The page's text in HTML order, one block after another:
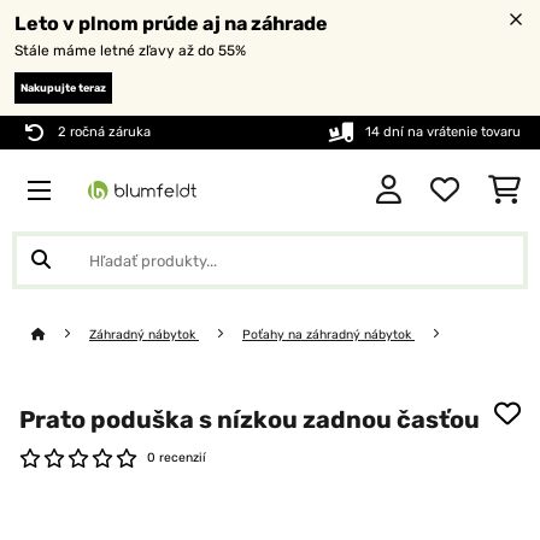
Leto v plnom prúde aj na záhrade
Stále máme letné zľavy až do 55%
Nakupujte teraz
2 ročná záruka 14 dní na vrátenie tovaru
Záhradný nábytok Poťahy na záhradný nábytok
Prato poduška s nízkou zadnou časťou
0 recenzií